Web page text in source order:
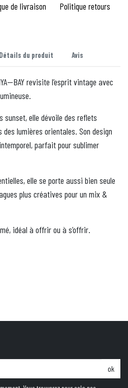
de livraison Politique retours
Détails du produit Avis
revisite l’esprit vintage avec
sunset, elle dévoile des reflets
lumières orientales. Son design
parfait pour sublimer
elle se porte aussi bien seule
plus créatives pour un mix &
idéal à offrir ou à s’offrir.
ok